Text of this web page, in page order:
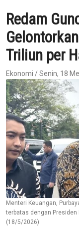
Redam
Triliun per
Ekonomi / Senin, 18
Menteri Keuangan,
terbatas dengan Presiden
(18/5/2026).